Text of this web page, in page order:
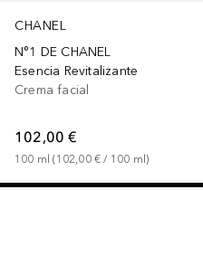
CHANEL
N°1 DE CHANEL
Esencia Revitalizante
Crema facial
102,00 €
100 ml (102,00 € / 100 ml)